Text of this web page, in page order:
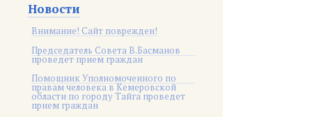
Новости
Внимание! Сайт поврежден!
Председатель Совета В.Басманов
проведет прием граждан
Помощник Уполномоченного по
правам человека в Кемеровской
области по городу Тайга проведет
прием граждан